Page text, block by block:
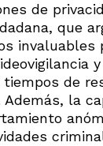
de
que
invaluables
de
la